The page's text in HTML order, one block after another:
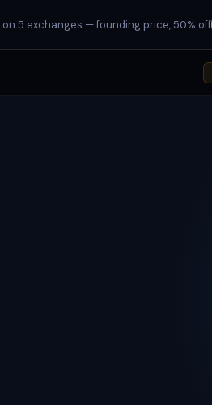
on 5 exchanges — founding price, 50% off